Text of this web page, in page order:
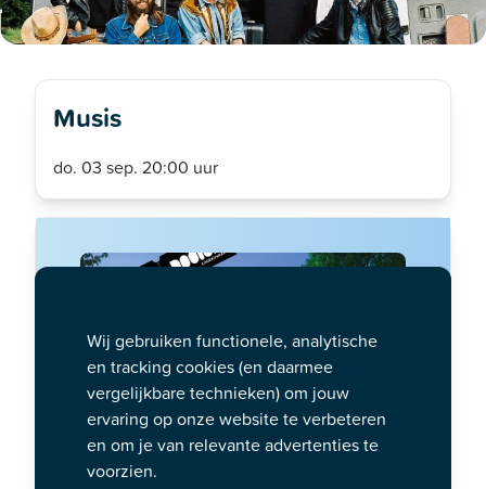
Musis
do. 03 sep. 20:00 uur
Wij gebruiken functionele, analytische
en tracking cookies (en daarmee
vergelijkbare technieken) om jouw
ervaring op onze website te verbeteren
en om je van relevante advertenties te
voorzien.